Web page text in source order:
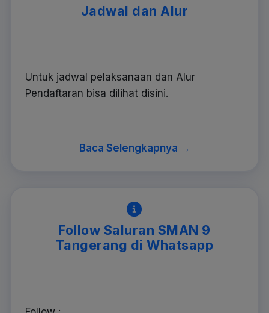
Jadwal dan Alur
Untuk jadwal pelaksanaan dan Alur
Pendaftaran bisa dilihat disini.
Baca Selengkapnya →
Follow Saluran SMAN 9
Tangerang di Whatsapp